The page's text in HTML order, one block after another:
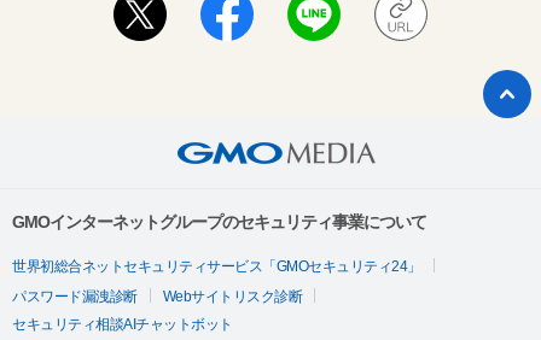
GMOインターネットグループのセキュリティ事業について
世界初総合ネットセキュリティサービス「GMOセキュリティ24」
パスワード漏洩診断
Webサイトリスク診断
セキュリティ相談AIチャットボット